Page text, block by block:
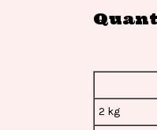
2 kg